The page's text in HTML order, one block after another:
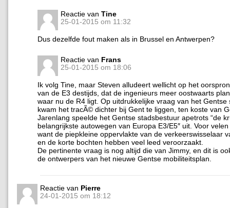
Reactie van Tine
25-01-2015 om 11:32
Dus dezelfde fout maken als in Brussel en Antwerpen?
Reactie van Frans
25-01-2015 om 18:06
Ik volg Tine, maar Steven alludeert wellicht op het
van de E3 destijds, dat de ingenieurs meer oostwaarts
waar nu de R4 ligt. Op uitdrukkelijke vraag van het Gentse
kwam het tracÃ© dichter bij Gent te liggen, ten koste van
Jarenlang speelde het Gentse stadsbestuur apetrots “de
belangrijkste autowegen van Europa E3/E5″ uit. Voor
want de piepkleine oppervlakte van de verkeerswisselaar
en de korte bochten hebben veel leed veroorzaakt.
De pertinente vraag is nog altijd die van Jimmy, en dit is
de ontwerpers van het nieuwe Gentse mobiliteitsplan.
Reactie van Pierre
24-01-2015 om 18:12